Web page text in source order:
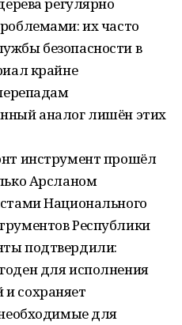
их часто
безопасности в
крайне
аналог лишён этих
инструмент прошёл
Арсланом
Национального
Республики
подтвердили:
для исполнения
сохраняет
необходимые для